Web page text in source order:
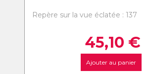
Repère sur la vue éclatée : 137
45,10 €
Ajouter au panier